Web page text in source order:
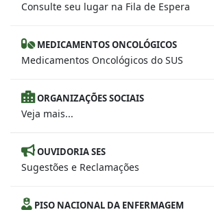
Consulte seu lugar na Fila de Espera
MEDICAMENTOS ONCOLÓGICOS
Medicamentos Oncológicos do SUS
ORGANIZAÇÕES SOCIAIS
Veja mais...
OUVIDORIA SES
Sugestões e Reclamações
PISO NACIONAL DA ENFERMAGEM